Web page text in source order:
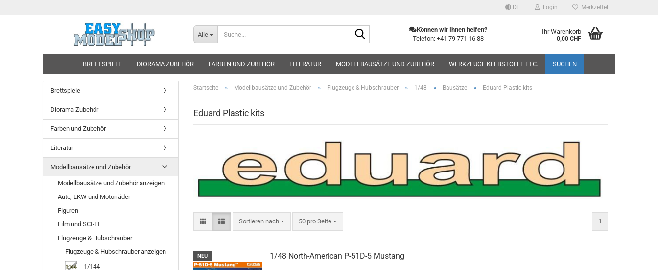
DE Login Merkzettel
Alle
Können wir Ihnen helfen?
Telefon: +41 79 771 16 88
Ihr Warenkorb
0,00 CHF
BRETTSPIELE DIORAMA ZUBEHÖR FARBEN UND ZUBEHÖR LITERATUR MODELLBAUSÄTZE UND ZUBEHÖR WERKZEUGE KLEBSTOFFE ETC. SUCHEN
Startseite » Modellbausätze und Zubehör » Flugzeuge & Hubschrauber » 1/48 » Bausätze » Eduard Plastic kits
Eduard Plastic kits
Sortieren nach
Sortieren nach 50 pro Seite
pro Seite 1
NEU 1/48 North-American P-51D-5 Mustang
Brettspiele
Diorama Zubehör
Farben und Zubehör
Literatur
Modellbausätze und Zubehör
Modellbausätze und Zubehör anzeigen
Auto, LKW und Motorräder
Figuren
Film und SCI-FI
Flugzeuge & Hubschrauber
Flugzeuge & Hubschrauber anzeigen
1/144